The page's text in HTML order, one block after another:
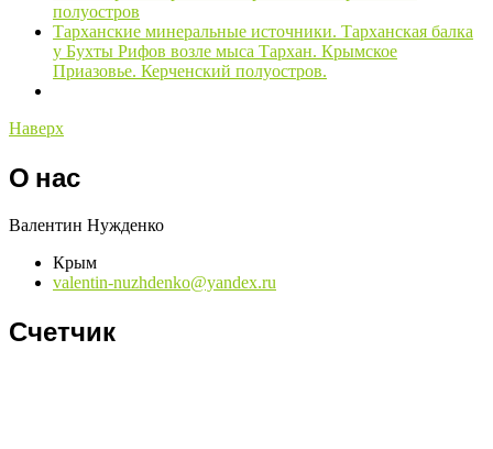
полуостров
Тарханские минеральные источники. Тарханская балка
у Бухты Рифов возле мыса Тархан. Крымское
Приазовье. Керченский полуостров.
Наверх
О нас
Валентин Нужденко
Крым
valentin-nuzhdenko@yandex.ru
Счетчик